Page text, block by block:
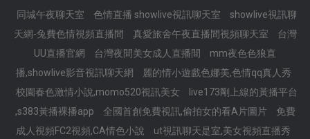
同城午夜聊天室 色情直播 showlive視訊聊天室
showlive視訊聊
天網-兔費色情視頻直播間
真愛旅舍午夜直播間視頻聊天室
台灣
UU直播官網
台灣夜間美女成人直播間
mm夜色色狼直
播,showlive影音視訊聊天網
麗的情小遊戲色娜美,色情qq真人秀
校園春色激情小說,momo520視訊美女
live173剛上線的黃播平台
,s383黃播裸播app
全國首創免費視訊,偷拍女的看A片圖片
免費
成人視頻FC2視頻,CA情色小說
ut視訊聊天是室,美女視頻直播秀